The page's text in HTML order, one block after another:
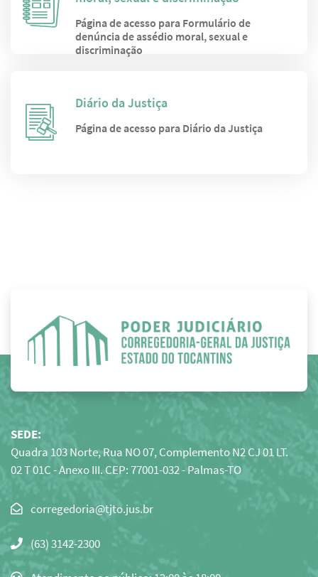
Página de acesso para Formulário de
denúncia de assédio moral, sexual e
discriminação
Diário da Justiça
Página de acesso para Diário da Justiça
SEDE:
Quadra 103 Norte, Rua NO 07, Complemento N2 CJ 01 LT.
02 T 01C - Anexo III. CEP: 77001-032 - Palmas-TO
Clique
copiar
o
(63) 3142-2300